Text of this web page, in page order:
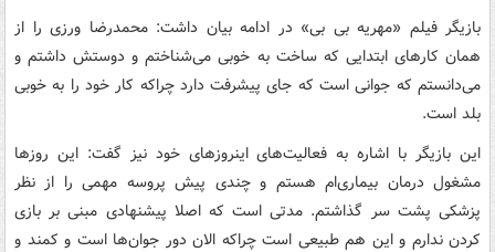
بازیگر فیلم «مهریه بی بی» در ادامه بیان داشت: محمدرضا ورزی را از
همان کارهای ابتدایی که ساخت به خوبی می‌شناختم و دوستش داشتم و
می‌دانستم که جوانی است که جای پیشرفت دارد چراکه کار خود را به خوبی
بلد است.
این بازیگر با اشاره به فعالیت‌های اینروزهای خود نیز گفت: این روزها
مشغول درمان بیماری‌ام هستم و چندی پیش پروسه مهمی را از نظر
پزشکی پشت سر گذاشتم. مدتی است که اصلا پیشنهادی مبنی بر بازی
کردن ندارم و این هم طبیعی است چراکه الان دور جوان‌ها است و کمند و